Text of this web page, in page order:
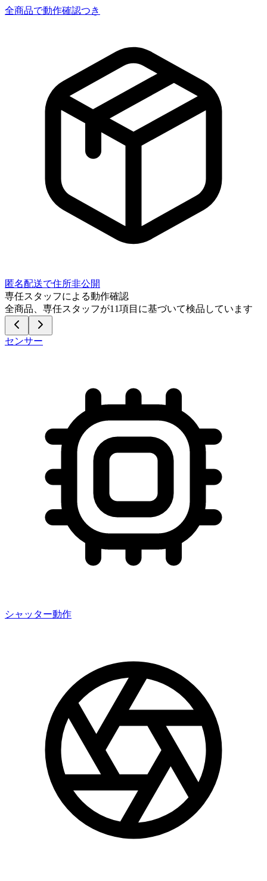
全商品で動作確認つき
匿名配送で住所非公開
専任スタッフによる動作確認
全商品、専任スタッフが11項目に基づいて検品しています
センサー
シャッター動作